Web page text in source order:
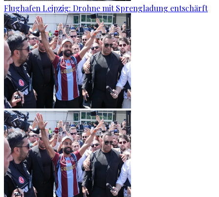
Flughafen Leipzig: Drohne mit Sprengladung entschärft